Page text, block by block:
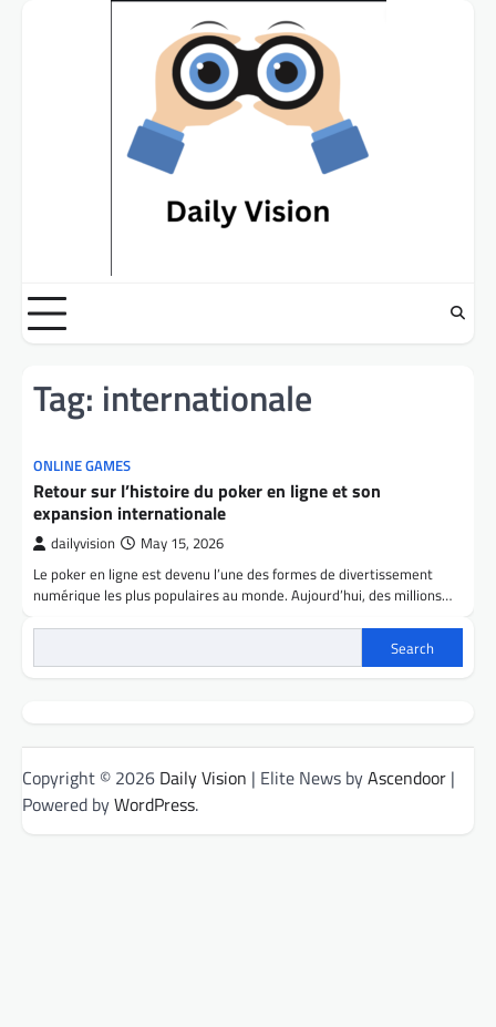
Tag: internationale
ONLINE GAMES
Retour sur l’histoire du poker en ligne et son
expansion internationale
dailyvision May 15, 2026
Le poker en ligne est devenu l’une des formes de divertissement
numérique les plus populaires au monde. Aujourd’hui, des millions…
Search
Copyright © 2026 Daily Vision | Elite News byAscendoor |
Powered byWordPress.